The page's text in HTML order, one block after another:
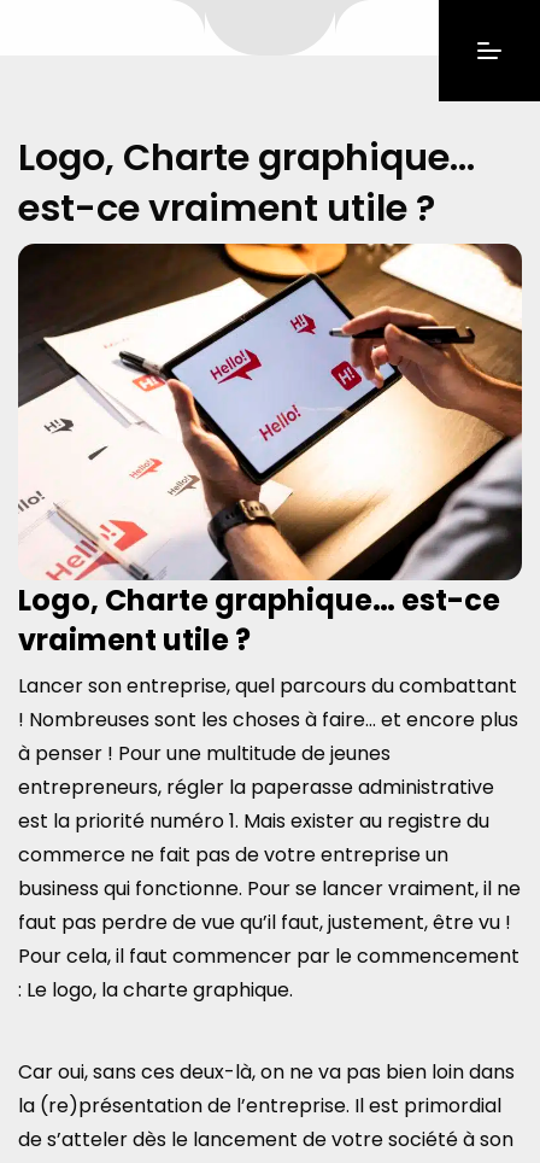
Logo, Charte graphique…
est-ce vraiment utile ?
Logo, Charte graphique… est-ce
vraiment utile ?
Lancer son entreprise, quel parcours du combattant
! Nombreuses sont les choses à faire… et encore plus
à penser ! Pour une multitude de jeunes
entrepreneurs, régler la paperasse administrative
est la priorité numéro 1. Mais exister au registre du
commerce ne fait pas de votre entreprise un
business qui fonctionne. Pour se lancer vraiment, il ne
faut pas perdre de vue qu’il faut, justement, être vu !
Pour cela, il faut commencer par le commencement
: Le logo, la charte graphique.
Car oui, sans ces deux-là, on ne va pas bien loin dans
la (re)présentation de l’entreprise. Il est primordial
de s’atteler dès le lancement de votre société à son